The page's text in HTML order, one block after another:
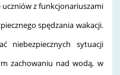
uczniów z funkcjonariuszami
spędzania wakacji.
niebezpiecznych sytuacji
zachowaniu nad wodą, w